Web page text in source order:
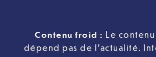
Contenu froid : Le
dépend pas de l’actualité.